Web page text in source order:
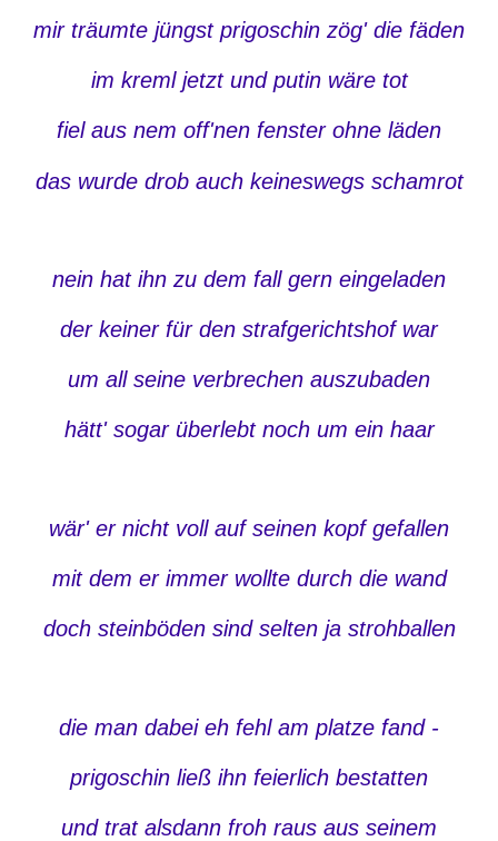
mir träumte jüngst prigoschin zög' die fäden
im kreml jetzt und putin wäre tot
fiel aus nem off'nen fenster ohne läden
das wurde drob auch keineswegs schamrot
nein hat ihn zu dem fall gern eingeladen
der keiner für den strafgerichtshof war
um all seine verbrechen auszubaden
hätt' sogar überlebt noch um ein haar
wär' er nicht voll auf seinen kopf gefallen
mit dem er immer wollte durch die wand
doch steinböden sind selten ja strohballen
die man dabei eh fehl am platze fand -
prigoschin ließ ihn feierlich bestatten
und trat alsdann froh raus aus seinem